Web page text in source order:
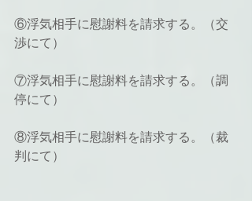
⑥浮気相手に慰謝料を請求する。（交
渉にて）
⑦浮気相手に慰謝料を請求する。（調
停にて）
⑧浮気相手に慰謝料を請求する。（裁
判にて）